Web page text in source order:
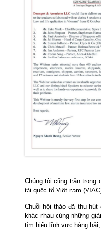
Chúng tôi cũng trân
tài quốc tế Việt nam
Chuỗi hội thảo đã thu
khác nhau cùng những
tìm hiểu lĩnh vực hàng